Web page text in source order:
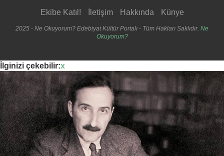
Ekibe Katıl! İletişim Hakkında Künye
2025 - Ne Okuyorum? Edebiyat Kültür Portalı - Tüm Hakları Saklıdır. Ne
Okuyorum?
İlginizi çekebilir:x